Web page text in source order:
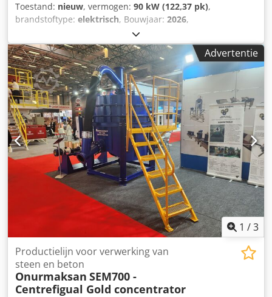
Toestand: nieuw, vermogen: 90 kW (122,37 pk),
brandstoftype: elektrisch, Bouwjaar: 2026,
B18002026002
Dkjdpfxoytm I Tj Aiuor
Advertentie
1 /3
Productielijn voor verwerking van
steen en beton
Onurmaksan SEM700 -
Centrefigual Gold concentrator